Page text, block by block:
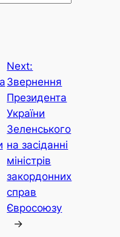
Next:
Звернення
Президента
України
Зеленського
на засіданні
міністрів
закордонних
справ
Євросоюзу
→